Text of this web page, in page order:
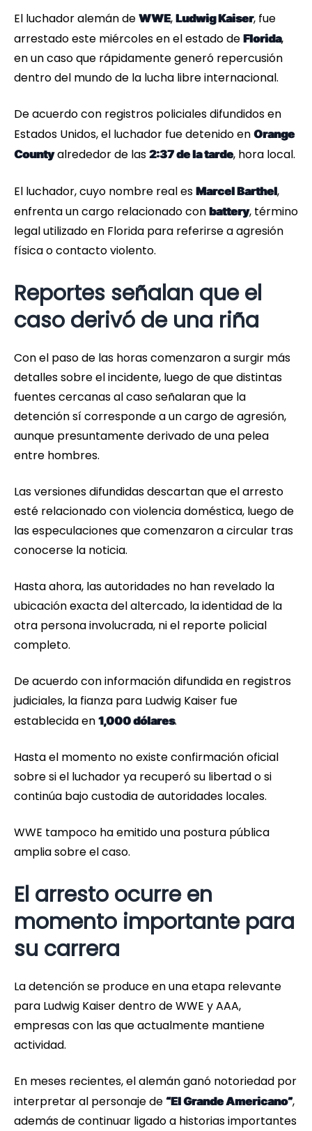
El luchador alemán de WWE, Ludwig Kaiser, fue
arrestado este miércoles en el estado de Florida,
en un caso que rápidamente generó repercusión
dentro del mundo de la lucha libre internacional.
De acuerdo con registros policiales difundidos en
Estados Unidos, el luchador fue detenido en Orange
Countyalrededor de las 2:37 de la tarde, hora local.
El luchador, cuyo nombre real es Marcel Barthel,
enfrenta un cargo relacionado con battery, término
legal utilizado en Florida para referirse a agresión
física o contacto violento.
Reportes señalan que el
caso derivó de una riña
Con el paso de las horas comenzaron a surgir más
detalles sobre el incidente, luego de que distintas
fuentes cercanas al caso señalaran que la
detención sí corresponde a un cargo de agresión,
aunque presuntamente derivado de una pelea
entre hombres.
Las versiones difundidas descartan que el arresto
esté relacionado con violencia doméstica, luego de
las especulaciones que comenzaron a circular tras
conocerse la noticia.
Hasta ahora, las autoridades no han revelado la
ubicación exacta del altercado, la identidad de la
otra persona involucrada, ni el reporte policial
completo.
De acuerdo con información difundida en registros
judiciales, la fianza para Ludwig Kaiser fue
establecida en 1,000 dólares.
Hasta el momento no existe confirmación oficial
sobre si el luchador ya recuperó su libertad o si
continúa bajo custodia de autoridades locales.
WWE tampoco ha emitido una postura pública
amplia sobre el caso.
El arresto ocurre en
momento importante para
su carrera
La detención se produce en una etapa relevante
para Ludwig Kaiser dentro de WWE y AAA,
empresas con las que actualmente mantiene
actividad.
En meses recientes, el alemán ganó notoriedad por
interpretar al personaje de “El Grande Americano”,
además de continuar ligado a historias importantes